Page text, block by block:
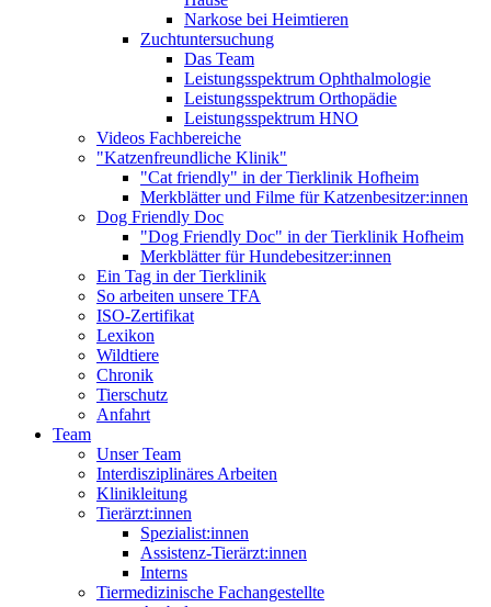
Narkose bei Heimtieren
Zuchtuntersuchung
Das Team
Leistungsspektrum Ophthalmologie
Leistungsspektrum Orthopädie
Leistungsspektrum HNO
Videos Fachbereiche
"Katzenfreundliche Klinik"
"Cat friendly" in der Tierklinik Hofheim
Merkblätter und Filme für Katzenbesitzer:innen
Dog Friendly Doc
"Dog Friendly Doc" in der Tierklinik Hofheim
Merkblätter für Hundebesitzer:innen
Ein Tag in der Tierklinik
So arbeiten unsere TFA
ISO-Zertifikat
Lexikon
Wildtiere
Chronik
Tierschutz
Anfahrt
Team
Unser Team
Interdisziplinäres Arbeiten
Klinikleitung
Tierärzt:innen
Spezialist:innen
Assistenz-Tierärzt:innen
Interns
Tiermedizinische Fachangestellte